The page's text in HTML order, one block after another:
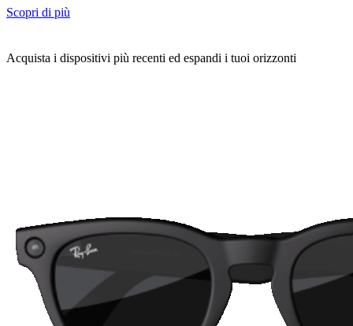
Scopri di più
Acquista i dispositivi più recenti ed espandi i tuoi orizzonti